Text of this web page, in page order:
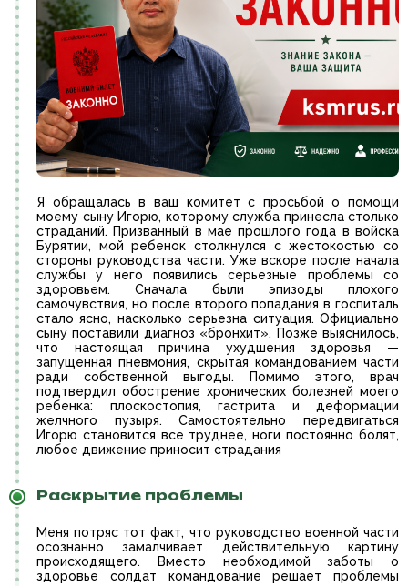
Я обращалась в ваш комитет с просьбой о помощи
моему сыну Игорю, которому служба принесла столько
страданий. Призванный в мае прошлого года в войска
Бурятии, мой ребенок столкнулся с жестокостью со
стороны руководства части. Уже вскоре после начала
службы у него появились серьезные проблемы со
здоровьем. Сначала были эпизоды плохого
самочувствия, но после второго попадания в госпиталь
стало ясно, насколько серьезна ситуация. Официально
сыну поставили диагноз «бронхит». Позже выяснилось,
что настоящая причина ухудшения здоровья —
запущенная пневмония, скрытая командованием части
ради собственной выгоды. Помимо этого, врач
подтвердил обострение хронических болезней моего
ребенка: плоскостопия, гастрита и деформации
желчного пузыря. Самостоятельно передвигаться
Игорю становится все труднее, ноги постоянно болят,
любое движение приносит страдания
Раскрытие проблемы
Меня потряс тот факт, что руководство военной части
осознанно замалчивает действительную картину
происходящего. Вместо необходимой заботы о
здоровье солдат командование решает проблемы